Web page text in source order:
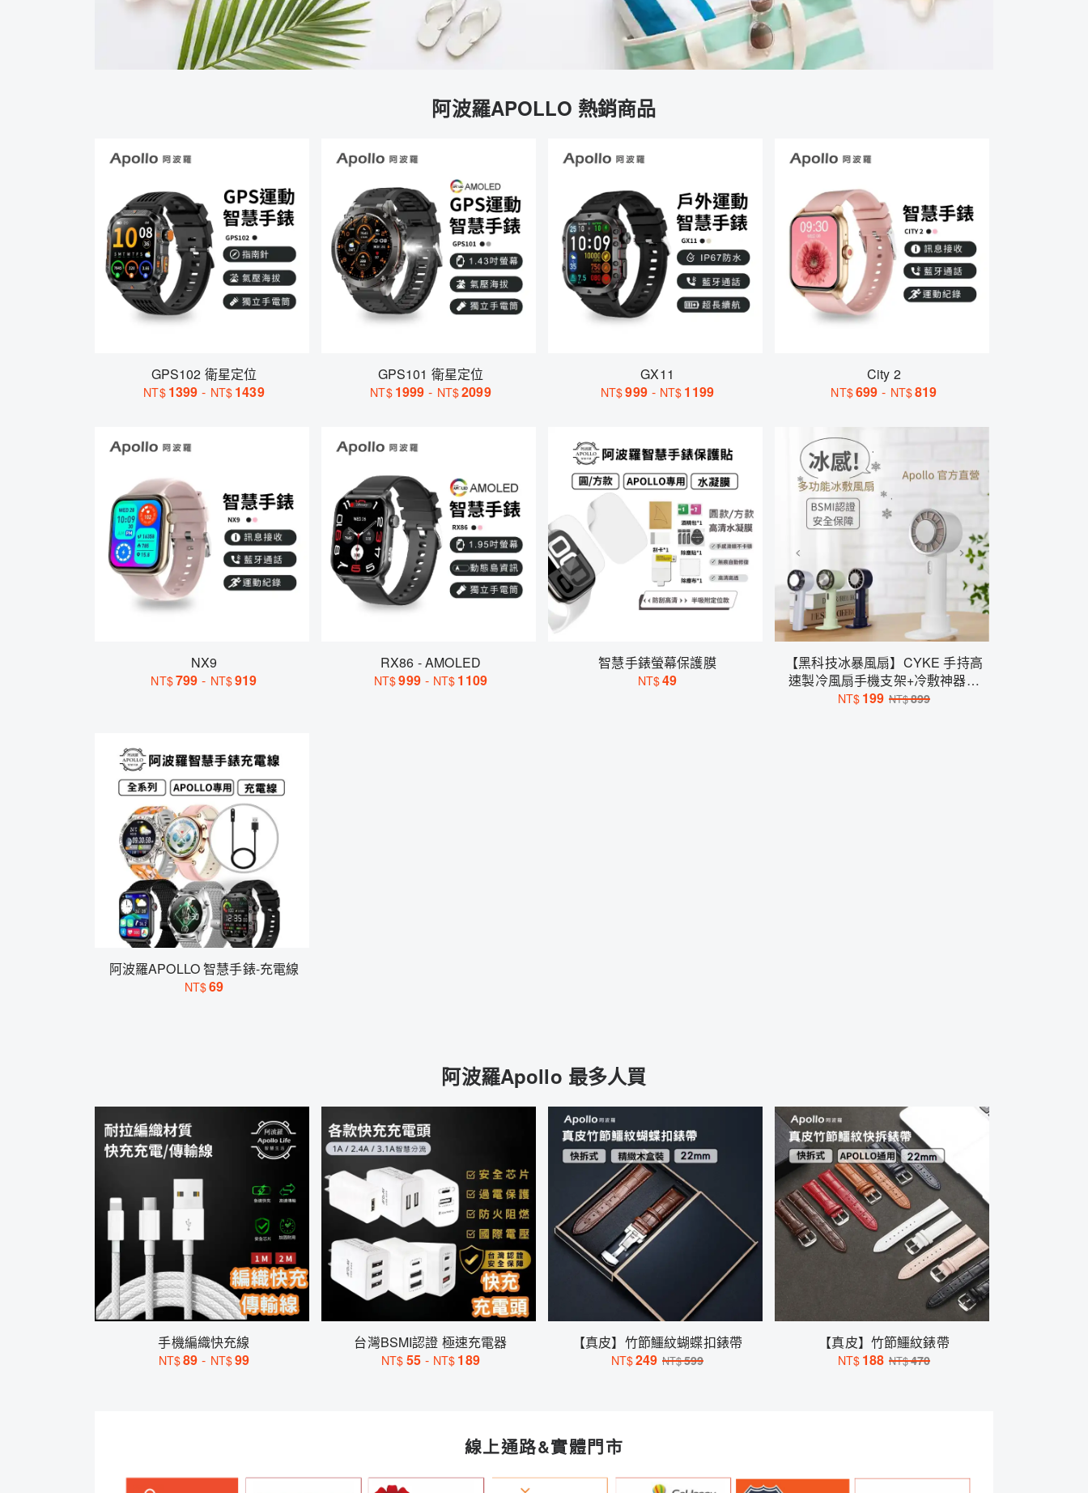
阿波羅APOLLO 熱銷商品
GPS102 衛星定位
NT$ 1399 - NT$ 1439
GPS101 衛星定位
NT$ 1999 - NT$2099
GX11
NT$999 - NT$ 1199
City 2
NT$699 - NT$819
NX9
NT$799 - NT$919
RX86 - AMOLED
NT$999 - NT$ 1109
智慧手錶螢幕保護膜
NT$49
【黑科技冰暴風扇】CYKE 手持高
速製冷風扇手機支架+冷敷神器二
合一
NT$ 199 NT$899
阿波羅APOLLO 智慧手錶-充電線
NT$69
阿波羅Apollo 最多人買
手機編織快充線
NT$89 - NT$99
台灣BSMI認證 極速充電器
NT$ 55 - NT$ 189
【真皮】竹節鱷紋蝴蝶扣錶帶
NT$249 NT$599
【真皮】竹節鱷紋錶帶
NT$ 188 NT$470
線上通路&實體門市